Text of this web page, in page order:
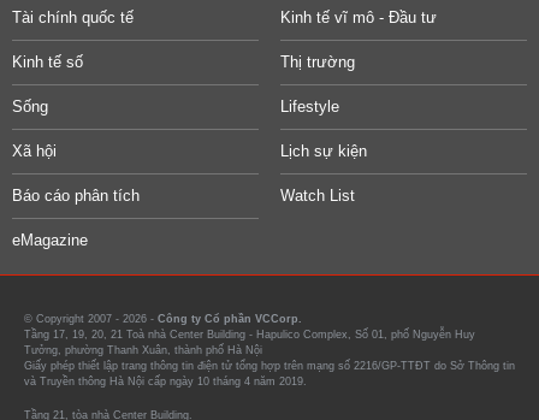
Tài chính quốc tế Kinh tế vĩ mô - Đầu tư
Kinh tế số Thị trường
Sống Lifestyle
Xã hội Lịch sự kiện
Báo cáo phân tích Watch List
eMagazine
© Copyright 2007 - 2026 - Công ty Cổ phần VCCorp.
Tầng 17, 19, 20, 21 Toà nhà Center Building - Hapulico Complex, Số 01, phố Nguyễn Huy
Tưởng, phường Thanh Xuân, thành phố Hà Nội
Giấy phép thiết lập trang thông tin điện tử tổng hợp trên mạng số 2216/GP-TTĐT do Sở Thông tin
và Truyền thông Hà Nội cấp ngày 10 tháng 4 năm 2019.
Tầng 21, tòa nhà Center Building.